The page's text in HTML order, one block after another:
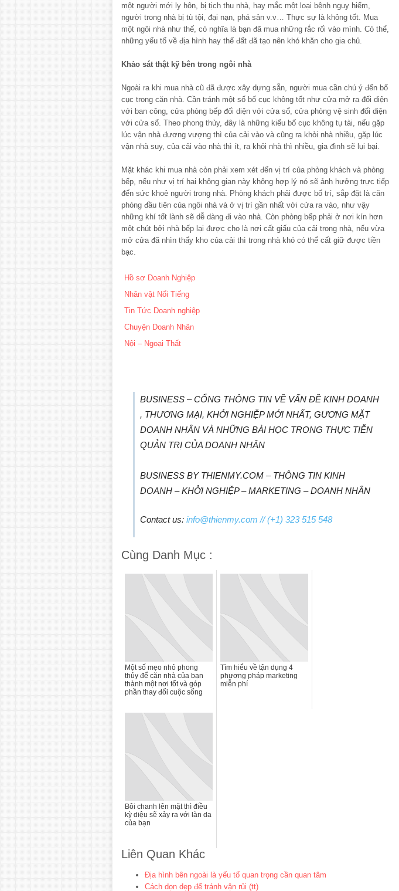
một người mới ly hôn, bị tịch thu nhà, hay mắc một loại bệnh nguy hiểm,
người trong nhà bị tù tội, đại nạn, phá sản v.v… Thực sự là không tốt. Mua
một ngôi nhà như thế, có nghĩa là bạn đã mua những rắc rối vào mình. Có thể,
những yếu tố về địa hình hay thế đất đã tạo nên khó khăn cho gia chủ.
Khảo sát thật kỹ bên trong ngôi nhà
Ngoài ra khi mua nhà cũ đã được xây dựng sẵn, người mua cần chú ý đến bố
cục trong căn nhà. Cần tránh một số bố cục không tốt như cửa mở ra đối diện
với ban công, cửa phòng bếp đối diện với cửa sổ, cửa phòng vệ sinh đối diện
với cửa sổ. Theo phong thủy, đây là những kiểu bố cục không tụ tài, nếu gặp
lúc vận nhà đương vượng thì của cải vào và cũng ra khỏi nhà nhiều, gặp lúc
vận nhà suy, của cải vào nhà thì ít, ra khỏi nhà thì nhiều, gia đình sẽ lụi bại.
Mặt khác khi mua nhà còn phải xem xét đến vị trí của phòng khách và phòng
bếp, nếu như vị trí hai không gian này không hợp lý nó sẽ ảnh hưởng trực tiếp
đến sức khoẻ người trong nhà. Phòng khách phải được bố trí, sắp đặt là căn
phòng đầu tiên của ngôi nhà và ở vị trí gần nhất với cửa ra vào, như vậy
những khí tốt lành sẽ dễ dàng đi vào nhà. Còn phòng bếp phải ở nơi kín hơn
một chút bởi nhà bếp lại được cho là nơi cất giấu của cải trong nhà, nếu vừa
mở cửa đã nhìn thấy kho của cải thì trong nhà khó có thể cất giữ được tiền
bạc.
Hồ sơ Doanh Nghiệp
Nhân vật Nổi Tiếng
Tin Tức Doanh nghiệp
Chuyện Doanh Nhân
Nội – Ngoại Thất
BUSINESS – CỔNG THÔNG TIN VỀ VẤN ĐỀ KINH DOANH
, THƯƠNG MẠI, KHỞI NGHIỆP MỚI NHẤT, GƯƠNG MẶT
DOANH NHÂN VÀ NHỮNG BÀI HỌC TRONG THỰC TIỄN
QUẢN TRỊ CỦA DOANH NHÂN
BUSINESS BY THIENMY.COM – THÔNG TIN KINH
DOANH – KHỞI NGHIỆP – MARKETING – DOANH NHÂN
Contact us: info@thienmy.com // (+1) 323 515 548
Cùng Danh Mục :
Một số mẹo nhỏ phong
thủy để căn nhà của bạn
thành một nơi tốt và góp
phần thay đổi cuộc sống
Tìm hiểu về tận dụng 4
phương pháp marketing
miễn phí
Bôi chanh lên mặt thì điều
kỳ diệu sẽ xảy ra với làn da
của bạn
Liên Quan Khác
Địa hình bên ngoài là yếu tố quan trọng cần quan tâm
Cách dọn dẹp để tránh vận rủi (tt)